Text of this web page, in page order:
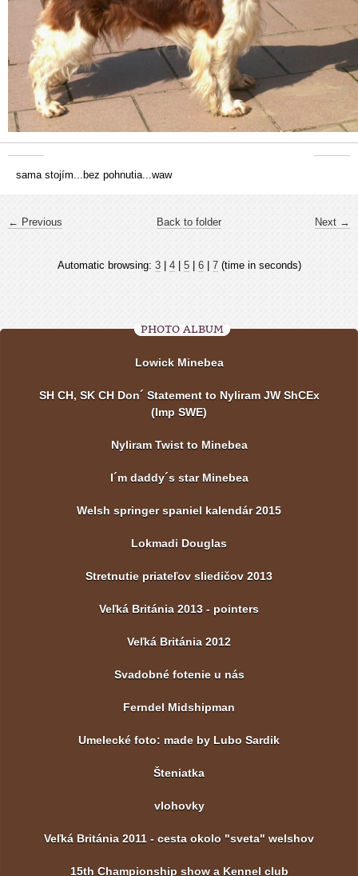
sama stojím...bez pohnutia...waw
← Previous Next →
Back to folder
Automatic browsing: 3| 4| 5| 6| 7(time in seconds)
PHOTO ALBUM
Lowick Minebea
SH CH, SK CH Don´ Statement to Nyliram JW ShCEx
(Imp SWE)
Nyliram Twist to Minebea
I´m daddy´s star Minebea
Welsh springer spaniel kalendár 2015
Lokmadi Douglas
Stretnutie priateľov sliedičov 2013
Veľká Británia 2013 - pointers
Veľká Británia 2012
Svadobné fotenie u nás
Ferndel Midshipman
Umelecké foto: made by Lubo Sardik
Šteniatka
vlohovky
Veľká Británia 2011 - cesta okolo "sveta" welshov
15th Championship show a Kennel club